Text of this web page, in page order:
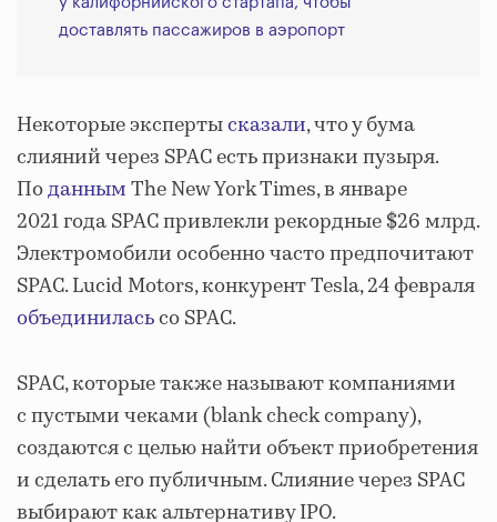
доставлять пассажиров в аэропорт
Некоторые экспертысказали, что у бума
слияний через SPAC есть признаки пузыря.
ПоданнымThe New York Times,в январе
2021 года SPAC привлекли рекордные $26 млрд.
Электромобили особенно часто предпочитают
SPAC. Lucid Motors, конкурент Tesla, 24 февраля
объединиласьсо SPAC.
SPAC, которые также называют компаниями
с пустыми чеками (blank check company),
создаются с целью найти объект приобретения
и сделать его публичным. Слияние через SPAC
выбирают как альтернативу IPO.